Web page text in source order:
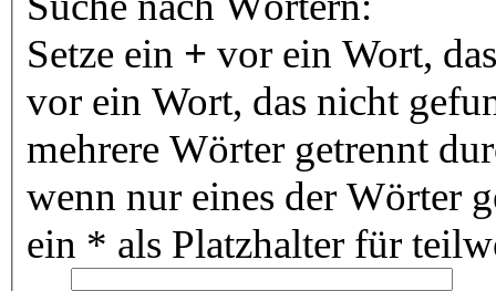
Setze ein + vor ein Wort,
vor ein Wort, das nicht
mehrere Wörter getrennt
wenn nur eines der Wörter
ein * als Platzhalter für